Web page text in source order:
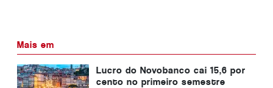
Mais em
Lucro do Novobanco cai 15,6 por
cento no primeiro semestre